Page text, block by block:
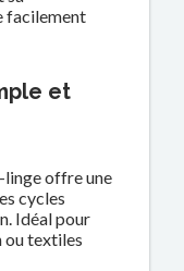
facilement
et
linge offre une
cycles
Idéal pour
ou textiles